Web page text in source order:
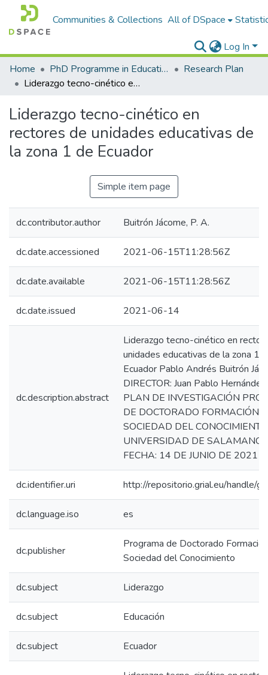
Communities & Collections All of DSpace
Log In
Home
PhD Programme in Education in the Knowledge Society
Research Plan
Liderazgo tecno-cinético en rectores de unidades educativas de la zona 1 de Ecuador
Liderazgo tecno-cinético en
rectores de unidades educativas de
la zona 1 de Ecuador
Simple item page
dc.contributor.author Buitrón Jácome, P. A.
dc.date.accessioned 2021-06-15T11:28:56Z
dc.date.available 2021-06-15T11:28:56Z
dc.date.issued 2021-06-14
dc.description.abstract
Liderazgo tecno-cinético en
unidades educativas de la zona 1
Ecuador Pablo Andrés Buitrón
DIRECTOR: Juan Pablo
PLAN DE INVESTIGACIÓN
DE DOCTORADO FORMACIÓN
SOCIEDAD DEL CONOCIMIENTO
UNIVERSIDAD DE SALAMANCA
FECHA: 14 DE JUNIO DE 2021
dc.identifier.uri http://repositorio.grial.eu/handle/
dc.language.iso es
dc.publisher
Programa de Doctorado
Sociedad del Conocimiento
dc.subject Liderazgo
dc.subject Educación
dc.subject Ecuador